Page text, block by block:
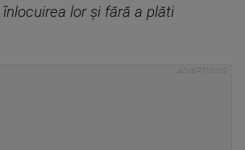
lor și fără a plăti